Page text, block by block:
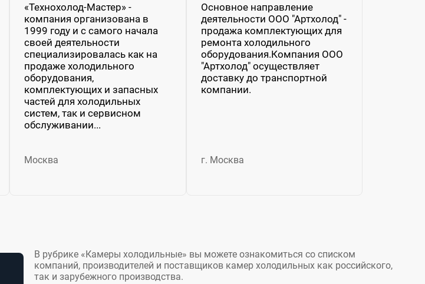
«Технохолод-Мастер» -
компания организована в
1999 году и с самого начала
своей деятельности
специализировалась как на
продаже холодильного
оборудования,
комплектующих и запасных
частей для холодильных
систем, так и сервисном
обслуживании...
Москва
Основное направление
деятельности ООО "Артхолод" -
продажа комплектующих для
ремонта холодильного
оборудования.Компания ООО
"Артхолод" осуществляет
доставку до транспортной
компании.
г. Москва
В рубрике «Камеры холодильные» вы можете ознакомиться со списком
компаний, производителей и поставщиков камер холодильных как российского,
так и зарубежного производства.